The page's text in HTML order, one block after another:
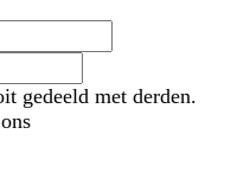
gedeeld met derden.